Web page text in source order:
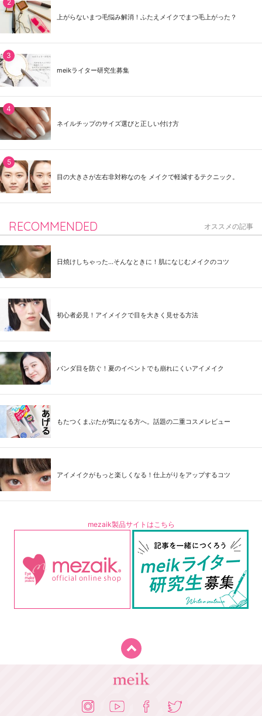
上がらないまつ毛悩み解消！ふたえメイクでまつ毛上がった？
meikライター研究生募集
ネイルチップのサイズ選びと正しい付け方
目の大きさが左右非対称なのを メイクで軽減するテクニック。
RECOMMENDED オススメの記事
日焼けしちゃった...そんなときに！肌になじむメイクのコツ
初心者必見！アイメイクで目を大きく見せる方法
パンダ目を防ぐ！夏のイベントでも崩れにくいアイメイク
もたつくまぶたが気になる方へ。話題の二重コスメレビュー
アイメイクがもっと楽しくなる！仕上がりをアップするコツ
mezaik製品サイトはこちら